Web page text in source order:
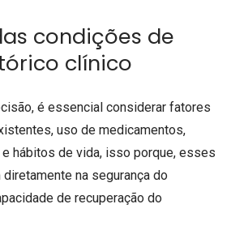
condições de
clínico
é essencial considerar fatores
uso de medicamentos,
hábitos de vida, isso porque, esses
na segurança do
de recuperação do